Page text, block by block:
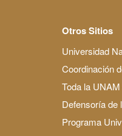
Otros Sitios
Universidad
Coordinación
Toda la
Defensoría de
Programa